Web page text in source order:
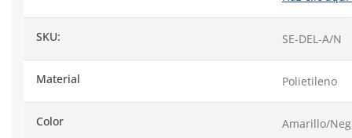
SKU: SE-DEL-A/N
Material Polietileno
Color Amarillo/